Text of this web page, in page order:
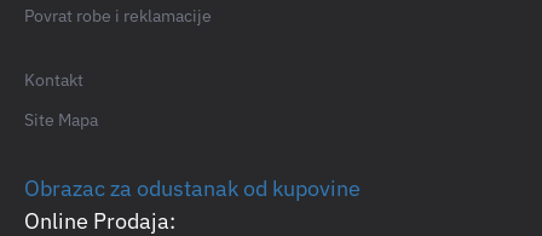
Povrat robe i reklamacije
Kontakt
Site Mapa
Obrazac za odustanak od kupovine
Online Prodaja: